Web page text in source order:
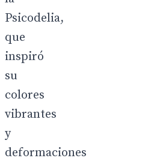
Psicodelia,
que
inspiró
su
colores
vibrantes
y
deformaciones